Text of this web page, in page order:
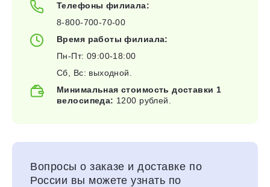
Телефоны филиала:
8-800-700-70-00
Время работы филиала:
Пн-Пт: 09:00-18:00
Сб, Вс: выходной.
Минимальная стоимость доставки 1
велосипеда: 1200 рублей.
Вопросы о заказе и доставке по
России вы можете узнать по